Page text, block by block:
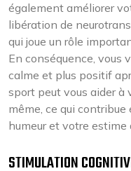
également améliorer
libération de
qui joue un rôle
En conséquence, vous
calme et plus positif
sport peut vous aider à
même, ce qui
humeur et votre estime
STIMULATION